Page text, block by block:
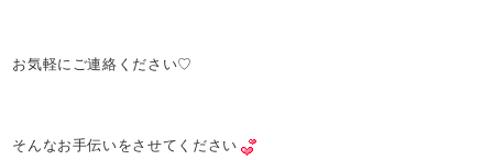
お気軽にご連絡ください♡
そんなお手伝いをさせてください